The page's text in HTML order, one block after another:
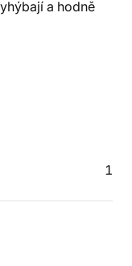
a hodně
1